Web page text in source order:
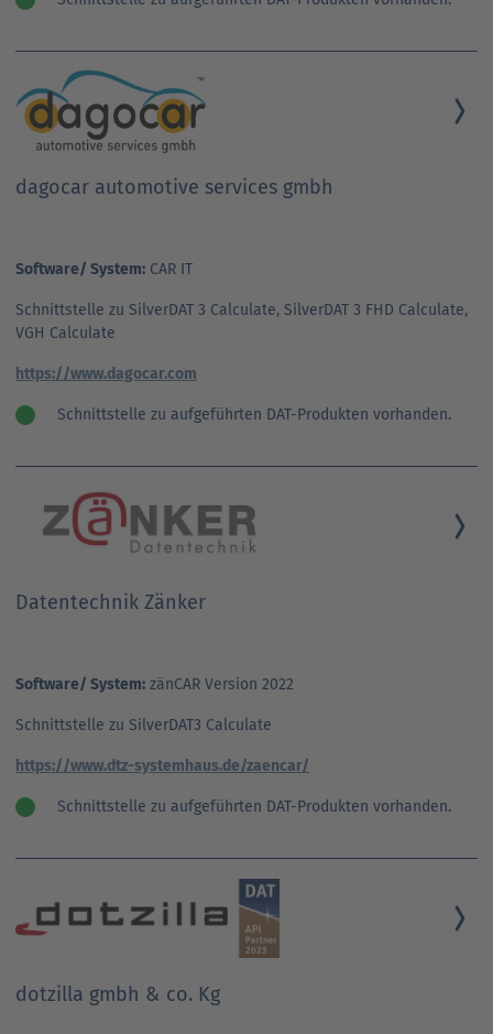
dagocar automotive services gmbh
Software/ System: CAR IT
Schnittstelle zu SilverDAT 3 Calculate, SilverDAT 3 FHD Calculate,
VGH Calculate
https://www.dagocar.com
Schnittstelle zu aufgeführten DAT-Produkten vorhanden.
Datentechnik Zänker
Software/ System: zänCAR Version 2022
Schnittstelle zu SilverDAT3 Calculate
https://www.dtz-systemhaus.de/zaencar/
Schnittstelle zu aufgeführten DAT-Produkten vorhanden.
dotzilla gmbh & co. Kg